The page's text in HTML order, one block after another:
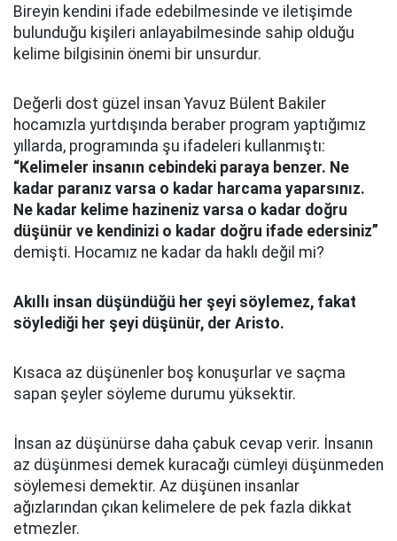
Bireyin kendini ifade edebilmesinde ve iletişimde
bulunduğu kişileri anlayabilmesinde sahip olduğu
kelime bilgisinin önemi bir unsurdur.
Değerli dost güzel insan Yavuz Bülent Bakiler
hocamızla yurtdışında beraber program yaptığımız
yıllarda, programında şu ifadeleri kullanmıştı:
“Kelimeler insanın cebindeki paraya benzer. Ne
kadar paranız varsa o kadar harcama yaparsınız.
Ne kadar kelime hazineniz varsa o kadar doğru
düşünür ve kendinizi o kadar doğru ifade edersiniz”
demişti. Hocamız ne kadar da haklı değil mi?
Akıllı insan düşündüğü her şeyi söylemez, fakat
söylediği her şeyi düşünür, der Aristo.
Kısaca az düşünenler boş konuşurlar ve saçma
sapan şeyler söyleme durumu yüksektir.
İnsan az düşünürse daha çabuk cevap verir. İnsanın
az düşünmesi demek kuracağı cümleyi düşünmeden
söylemesi demektir. Az düşünen insanlar
ağızlarından çıkan kelimelere de pek fazla dikkat
etmezler.